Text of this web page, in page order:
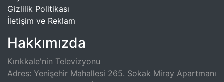
Gizlilik Politikası
İletişim ve Reklam
Hakkımızda
Kırıkkale'nin Televizyonu
Adres: Yenişehir Mahallesi 265. Sokak Miray Apartmanı